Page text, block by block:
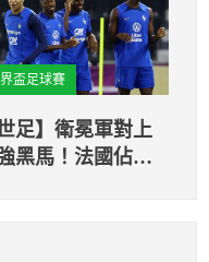
其中！
盃足球賽
世足】衛冕軍對上
黑馬！法國佔優